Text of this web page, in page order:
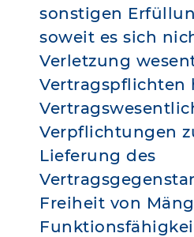
sonstigen
soweit es sich
Verletzung
Vertragspflichten
Verpflichtungen
Lieferung des
Freiheit von